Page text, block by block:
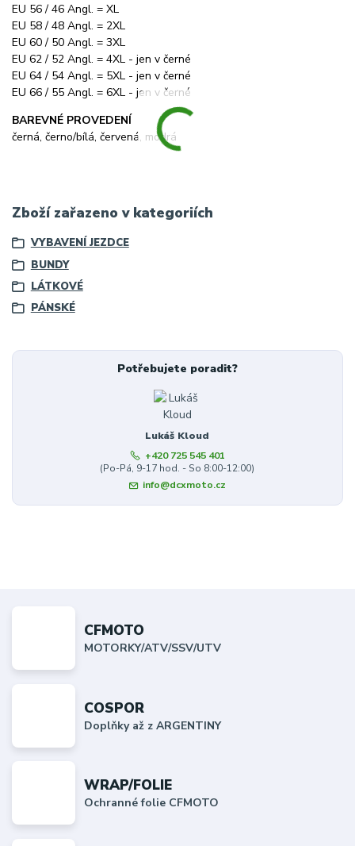
EU 56 / 46 Angl. = XL
EU 58 / 48 Angl. = 2XL
EU 60 / 50 Angl. = 3XL
EU 62 / 52 Angl. = 4XL - jen v černé
EU 64 / 54 Angl. = 5XL - jen v černé
EU 66 / 55 Angl. = 6XL - jen v černé
BAREVNÉ PROVEDENÍ
černá, černo/bílá, červená, modrá
Zboží zařazeno v kategoriích
VYBAVENÍ JEZDCE
BUNDY
LÁTKOVÉ
PÁNSKÉ
Potřebujete poradit?
Lukáš Kloud
+420 725 545 401
(Po-Pá, 9-17 hod. - So 8:00-12:00)
info@dcxmoto.cz
CFMOTO
MOTORKY/ATV/SSV/UTV
COSPOR
Doplňky až z ARGENTINY
WRAP/FOLIE
Ochranné folie CFMOTO